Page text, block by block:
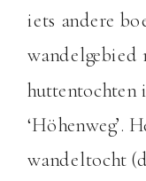
iets andere
wandelgebied
huttentochten
‘Höhenweg’.
wandeltocht